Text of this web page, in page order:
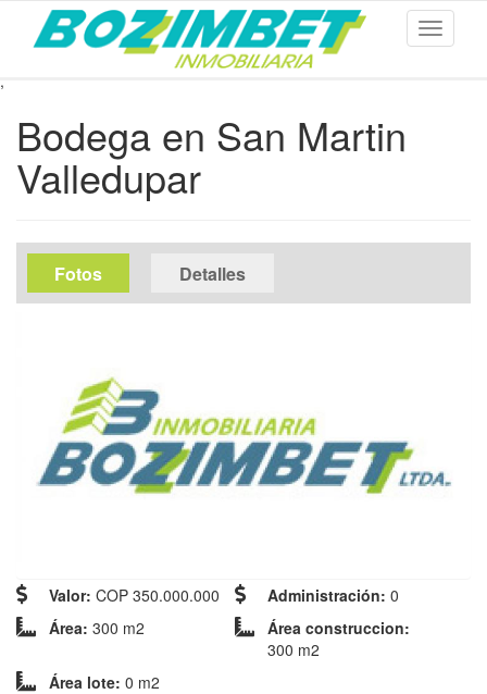
,
contenido
principal
Toggle
Bodega en San Martin
Valledupar
media
Fotos
activa)
Detalles
Valor: COP 350.000.000 Administración: 0
Área: 300 m2
Área construccion:
300 m2
Área lote: 0 m2